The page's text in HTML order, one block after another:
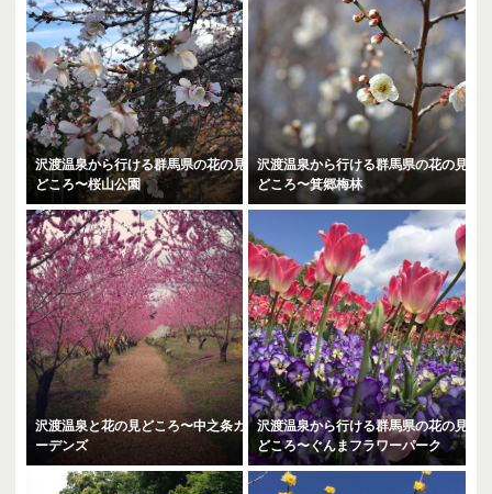
沢渡温泉から行ける群馬県の花の見
どころ〜桜山公園
沢渡温泉から行ける群馬県の花の見
どころ〜箕郷梅林
沢渡温泉と花の見どころ〜中之条ガ
ーデンズ
沢渡温泉から行ける群馬県の花の見
どころ〜ぐんまフラワーパーク